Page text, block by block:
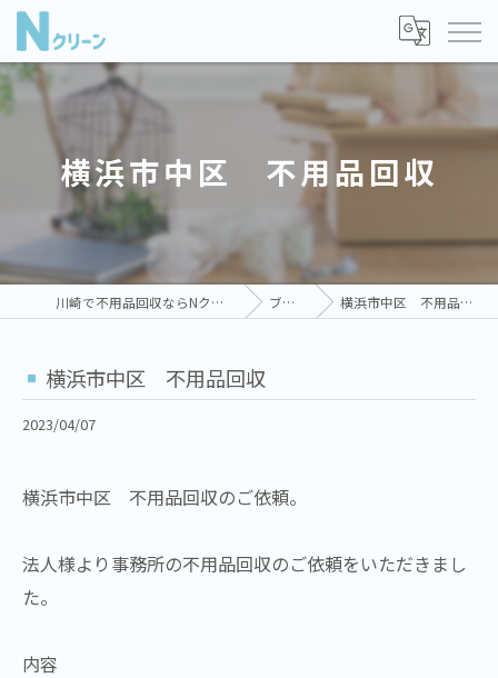
横浜市中区 不用品回収
川崎で不用品回収ならNクリーン ブログ 横浜市中区 不用品回収
横浜市中区 不用品回収
2023/04/07
横浜市中区 不用品回収のご依頼。
法人様より事務所の不用品回収のご依頼をいただきまし
た。
内容